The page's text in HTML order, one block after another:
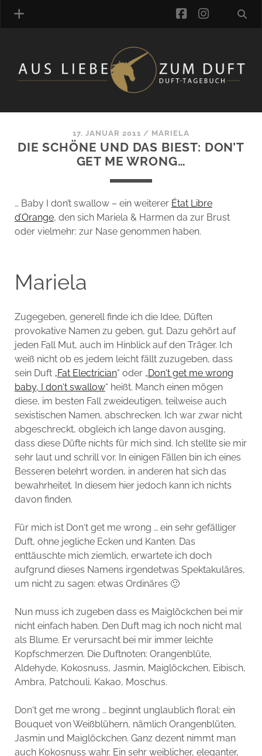
MANUFAKTUREN
KOMMENTARE
LINK-SAMMLUNG
ARTIKEL-ARCHIV
facebook
17. JANUAR 2011 / MARIELA
DIE SCHÖNE UND DAS BIEST: DON’T
GET ME WRONG…
… Baby I don’t swallow – ein weiterer État Libre
d’Orange, den sich Mariela & Harmen da zur Brust
oder vielmehr: zur Nase genommen haben.
Mariela
Zugegeben, generell finde ich die Idee, Düften
provokative Namen zu geben, gut. Dazu gehört auf
jeden Fall Mut, auch im Hinblick auf den Träger. Ich
weiß nicht ob es jedem leicht fällt zuzugeben, dass
sein Duft „Fat Electrician“ oder „Don‘t get me wrong
baby, I don‘t swallow“ heißt. Manch einen mögen
diese, im besten Fall zweideutigen, teilweise auch
sexistischen Namen, abschrecken. Ich war zwar nicht
abgeschreckt, obgleich ich lange davon ausging,
dass diese Düfte nichts für mich sind. Ich stellte sie mir
sehr laut und schrill vor. In einigen Fällen bin ich eines
Besseren belehrt worden, in anderen hat sich das
bewahrheitet. In diesem hier jedoch kann ich nichts
davon finden.
Für mich ist Don‘t get me wrong … ein sehr gefälliger
Duft, ohne jegliche Ecken und Kanten. Das
enttäuschte mich ziemlich, erwartete ich doch
aufgrund dieses Namens irgendetwas Spektakuläres,
um nicht zu sagen: etwas Ordinäres 🙂
Nun muss ich zugeben dass es Maiglöckchen bei mir
nicht einfach haben. Den Duft mag ich noch nicht mal
als Blume. Er verursacht bei mir immer leichte
Kopfschmerzen. Die Duftnoten: Orangenblüte,
Aldehyde, Kokosnuss, Jasmin, Maiglöckchen, Eibisch,
Ambra, Patchouli, Kakao, Moschus.
Don‘t get me wrong … beginnt unglaublich floral: ein
Bouquet von Weißblühern, nämlich Orangenblüten,
Jasmin und Maiglöckchen. Ganz dezent nimmt man
auch Kokosnuss wahr. Ein sehr weiblicher, eleganter,